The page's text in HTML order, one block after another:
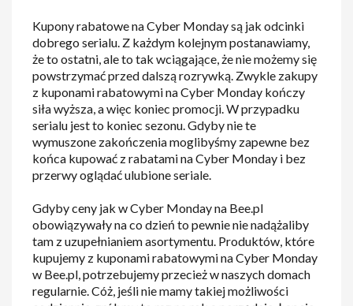
Kupony rabatowe na Cyber Monday są jak odcinki
dobrego serialu. Z każdym kolejnym postanawiamy,
że to ostatni, ale to tak wciągające, że nie możemy się
powstrzymać przed dalszą rozrywką. Zwykle zakupy
z kuponami rabatowymi na Cyber Monday kończy
siła wyższa, a więc koniec promocji. W przypadku
serialu jest to koniec sezonu. Gdyby nie te
wymuszone zakończenia moglibyśmy zapewne bez
końca kupować z rabatami na Cyber Monday i bez
przerwy oglądać ulubione seriale.
Gdyby ceny jak w Cyber Monday na Bee.pl
obowiązywały na co dzień to pewnie nie nadążaliby
tam z uzupełnianiem asortymentu. Produktów, które
kupujemy z kuponami rabatowymi na Cyber Monday
w Bee.pl, potrzebujemy przecież w naszych domach
regularnie. Cóż, jeśli nie mamy takiej możliwości